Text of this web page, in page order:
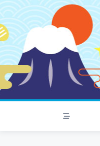
S
k
i
p
t
o
o
n